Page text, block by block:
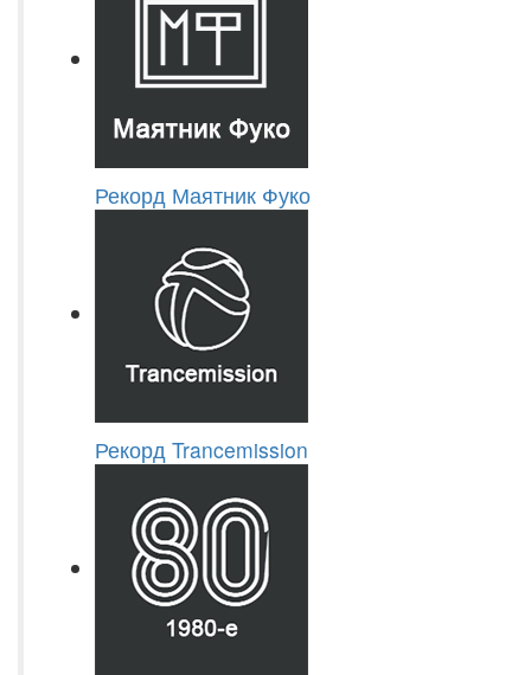
Рекорд Маятник Фуко
Рекорд Trancemission